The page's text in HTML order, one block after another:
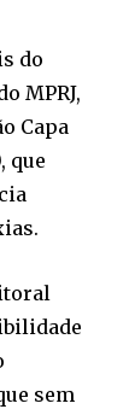
do
MPRJ,
Capa
que
sem